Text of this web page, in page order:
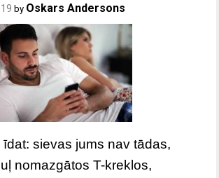
by Oskars Andersons
sievas jums nav tādas,
nomazgātos T-kreklos,